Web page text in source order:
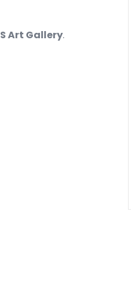
Art Gallery.